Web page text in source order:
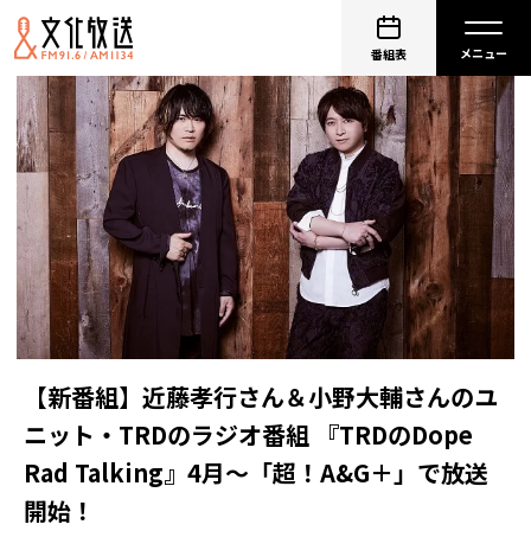
番組表
【新番組】近藤孝行さん＆小野大輔さんのユ
ニット・TRDのラジオ番組 『TRDのDope
Rad Talking』4月～「超！A&G＋」で放送
開始！